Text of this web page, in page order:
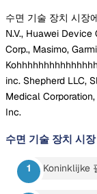
수면 기술 장치 시장
N.V., Huawei Device
Corp., Masimo,
inc. Shepherd LLC,
Medical
Inc.
수면 기술 장치 시장
Koninklijke